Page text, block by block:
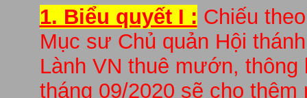
1. Biểu quyết I : Chiếu
Mục sư Chủ quản Hội
Lành VN thuê mướn,
tháng 09/2020 sẽ cho